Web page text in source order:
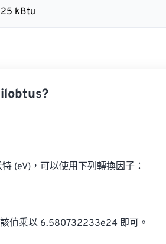
kBtu
(eV)，可以使用下列轉換因子：
值乘以 6.580732233e24 即可。